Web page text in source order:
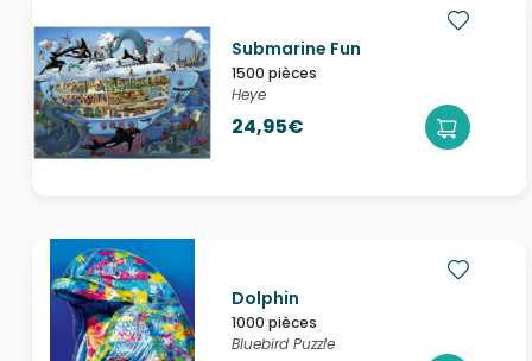
Submarine Fun
1500 pièces
Heye
24,95€
Dolphin
1000 pièces
Bluebird Puzzle